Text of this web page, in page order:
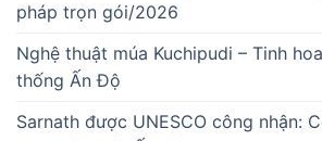
pháp trọn gói/2026
Nghệ thuật múa Kuchipudi – Tinh
thống Ấn Độ
Sarnath được UNESCO công nhận: